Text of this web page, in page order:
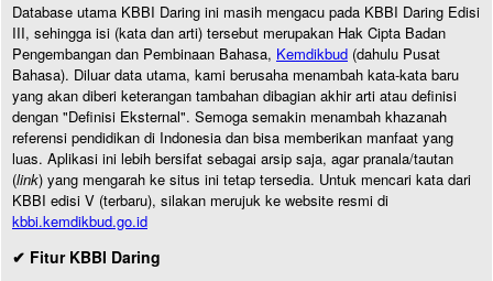
Database utama KBBI Daring ini masih mengacu pada KBBI Daring Edisi
III, sehingga isi (kata dan arti) tersebut merupakan Hak Cipta Badan
Pengembangan dan Pembinaan Bahasa, Kemdikbud (dahulu Pusat
Bahasa). Diluar data utama, kami berusaha menambah kata-kata baru
yang akan diberi keterangan tambahan dibagian akhir arti atau definisi
dengan "Definisi Eksternal". Semoga semakin menambah khazanah
referensi pendidikan di Indonesia dan bisa memberikan manfaat yang
luas. Aplikasi ini lebih bersifat sebagai arsip saja, agar pranala/tautan
(link) yang mengarah ke situs ini tetap tersedia. Untuk mencari kata dari
KBBI edisi V (terbaru), silakan merujuk ke website resmi di
kbbi.kemdikbud.go.id
✔ Fitur KBBI Daring